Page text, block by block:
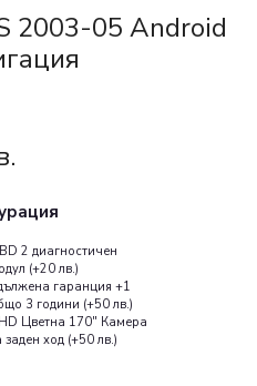
2003-05 Android
2 диагностичен
(+20 лв.)
гаранция +1
3 години (+50 лв.)
Цветна 170" Камера
заден ход (+50 лв.)